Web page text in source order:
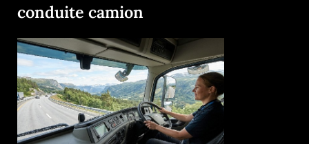
conduite camion